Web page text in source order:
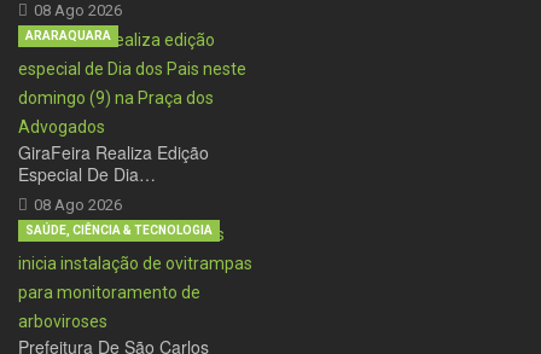
08 Ago 2026
GiraFeira Realiza Edição
Especial De Dia…
08 Ago 2026
ARARAQUARA
Prefeitura De São Carlos
SAÚDE, CIÊNCIA & TECNOLOGIA